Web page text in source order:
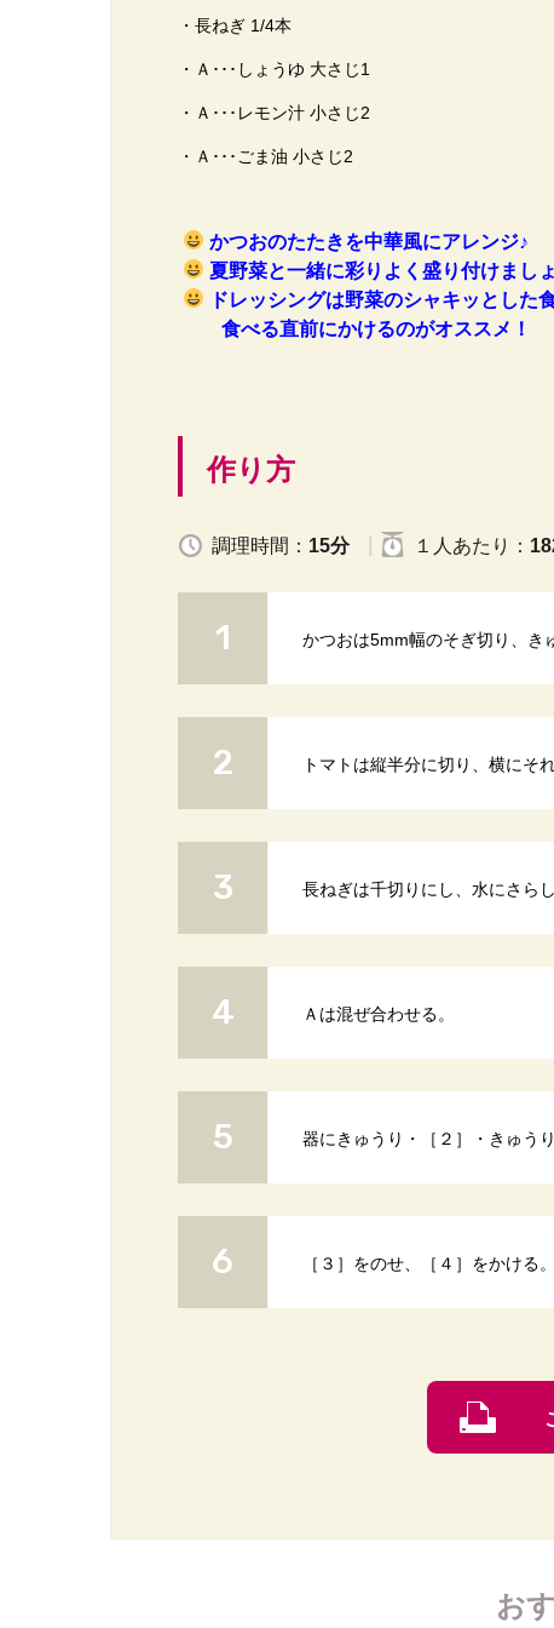
・長ねぎ 1/4本
・Ａ･･･しょうゆ 大さじ1
・Ａ･･･レモン汁 小さじ2
・Ａ･･･ごま油 小さじ2
かつおのたたきを中華風にアレンジ♪
夏野菜と一緒に彩りよく盛り付けましょ
ドレッシングは野菜のシャキッとした
食べる直前にかけるのがオススメ！
作り方
調理時間： 15分 １人 あたり ：
かつおは5mm幅のそぎ切り、き
トマトは縦半分に切り、横にそ
長ねぎは千切りにし、水にさら
Ａは混ぜ合わせる。
器にきゅうり・［２］・きゅう
［３］をのせ、［４］をかける。
お